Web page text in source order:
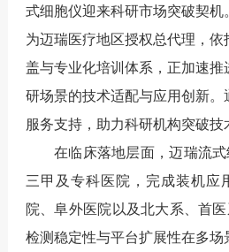
式细胞仪迎来科研市场突破契
为迈瑞医疗地区授权总代理，
盖与专业化培训体系，正加速
研场景的技术适配与应用创新
服务支持，助力科研机构突破技
在临床落地层面，迈瑞流
三甲及专科医院，完成装机应
院、阜外医院以及北大系、首
检测稳定性与平台扩展性在多场